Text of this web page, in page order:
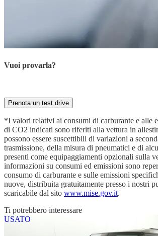
Vuoi provarla?
Prenota un test drive
*I valori relativi ai consumi di carburante e alle
di CO2 indicati sono riferiti alla vettura in
possono essere suscettibili di variazioni a
trasmissione, della misura di pneumatici e di
presenti come equipaggiamenti opzionali sulla
informazioni su consumi ed emissioni sono
consumo di carburante e sulle emissioni
nuove, distribuita gratuitamente presso i nostri
scaricabile dal sito www.mise.gov.it.
Ti potrebbero interessare
USATO